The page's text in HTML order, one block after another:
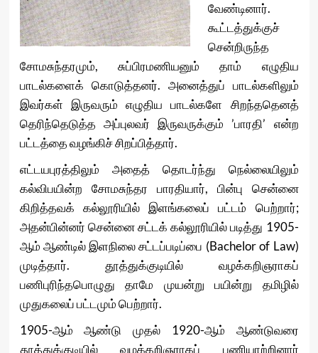
வேண்டினார்.
கூட்டத்துக்குச்
சென்றிருந்த
சோமசுந்தரமும், சுப்பிரமணியனும் தாம் எழுதிய
பாடல்களைக் கொடுத்தனர். அனைத்துப் பாடல்களிலும்
இவர்கள் இருவரும் எழுதிய பாடல்களே சிறந்ததெனத்
தெரிந்தெடுத்த அப்புலவர் இருவருக்கும் ’பாரதி’ என்ற
பட்டத்தை வழங்கிச் சிறப்பித்தார்.
எட்டயபுரத்திலும் அதைத் தொடர்ந்து நெல்லையிலும்
கல்விபயின்ற சோமசுந்தர பாரதியார், பின்பு சென்னை
கிறித்தவக் கல்லூரியில் இளங்கலைப் பட்டம் பெற்றார்;
அதன்பின்னர் சென்னை சட்டக் கல்லூரியில் படித்து 1905-
ஆம் ஆண்டில் இளநிலை சட்டப்படிப்பை (Bachelor of Law)
முடித்தார். தூத்துக்குடியில் வழக்கறிஞராகப்
பணிபுரிந்தபொழுது தாமே முயன்று பயின்று தமிழில்
முதுகலைப் பட்டமும் பெற்றார்.
1905-ஆம் ஆண்டு முதல் 1920-ஆம் ஆண்டுவரை
தூத்துக்குடியில் வழக்கறிஞராகப் பணியாற்றினார்